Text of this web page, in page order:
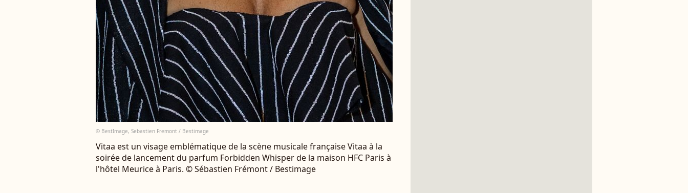
© BestImage, Sebastien Fremont / Bestimage
Vitaa est un visage emblématique de la scène musicale française Vitaa à la
soirée de lancement du parfum Forbidden Whisper de la maison HFC Paris à
l'hôtel Meurice à Paris. © Sébastien Frémont / Bestimage